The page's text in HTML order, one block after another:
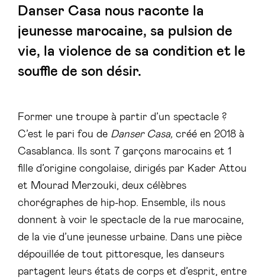
Danser Casa nous raconte la
jeunesse marocaine, sa pulsion de
vie, la violence de sa condition et le
souffle de son désir.
Former une troupe à partir d’un spectacle ?
C’est le pari fou de Danser Casa, créé en 2018 à
Casablanca. Ils sont 7 garçons marocains et 1
fille d’origine congolaise, dirigés par Kader Attou
et Mourad Merzouki, deux célèbres
chorégraphes de hip-hop. Ensemble, ils nous
donnent à voir le spectacle de la rue marocaine,
de la vie d’une jeunesse urbaine. Dans une pièce
dépouillée de tout pittoresque, les danseurs
partagent leurs états de corps et d’esprit, entre